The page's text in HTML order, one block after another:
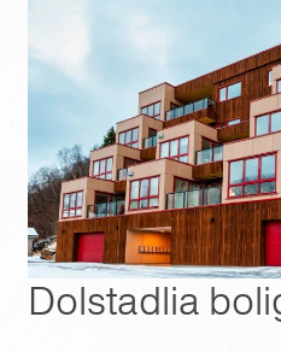
Dolstadlia